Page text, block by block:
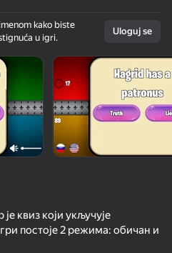
uređaj
samo pejzažna
kako biste
u igri.
Uloguj se
квиз који укључује
постоје 2 режима: обичан и